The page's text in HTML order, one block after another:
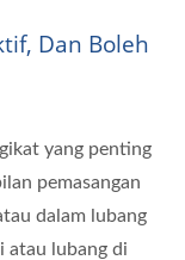
Dan Boleh
yang penting
pemasangan
dalam lubang
atau lubang di